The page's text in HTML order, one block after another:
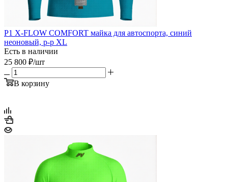
P1 X-FLOW COMFORT майка для автоспорта, синий
неоновый, р-р XL
Есть в наличии
25 800 ₽/шт
В корзину